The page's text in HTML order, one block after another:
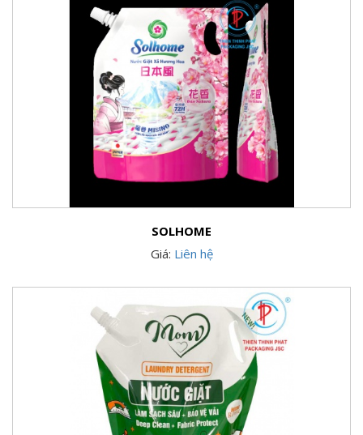
SOLHOME
Giá: Liên hệ